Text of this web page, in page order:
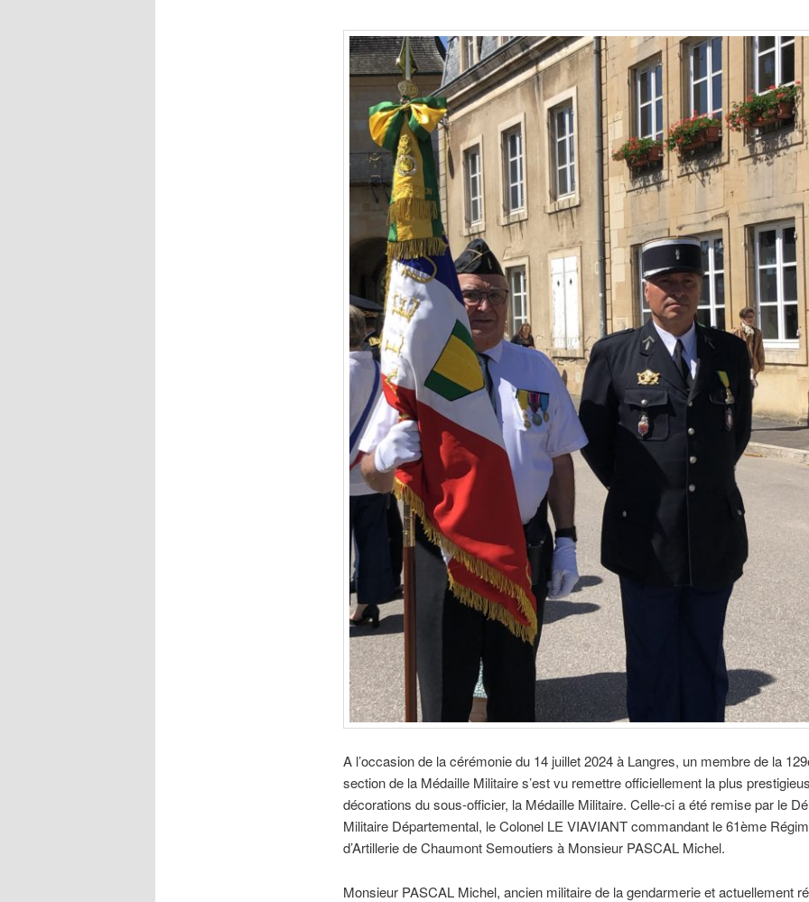
A l’occasion de la cérémonie du 14 juillet 2024 à Langres, un membre de la
section de la Médaille Militaire s’est vu remettre officiellement la plus
décorations du sous-officier, la Médaille Militaire. Celle-ci a été remise par le
Militaire Départemental, le Colonel LE VIAVIANT commandant le 61ème
d’Artillerie de Chaumont Semoutiers à Monsieur PASCAL Michel.
Monsieur PASCAL Michel, ancien militaire de la gendarmerie et actuellement